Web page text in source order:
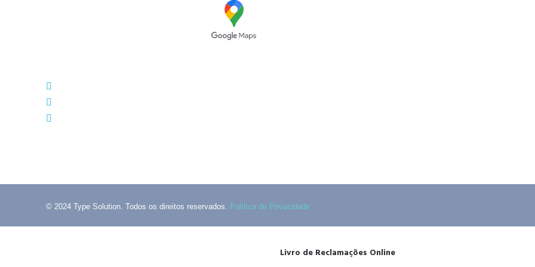
© 2024 Type Solution. Todos os direitos reservados. Política de Privacidade
Livro de Reclamações Online